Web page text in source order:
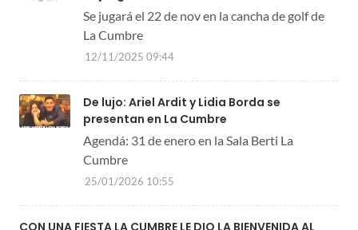
Se jugará el 22 de nov en la cancha de golf de
La Cumbre
12/11/2025 09:44
De lujo: Ariel Ardit y Lidia Borda se
presentan en La Cumbre
Agendá: 31 de enero en la Sala Berti La
Cumbre
25/01/2026 10:55
CON UNA FIESTA LA CUMBRE LE DIO LA BIENVENIDA AL